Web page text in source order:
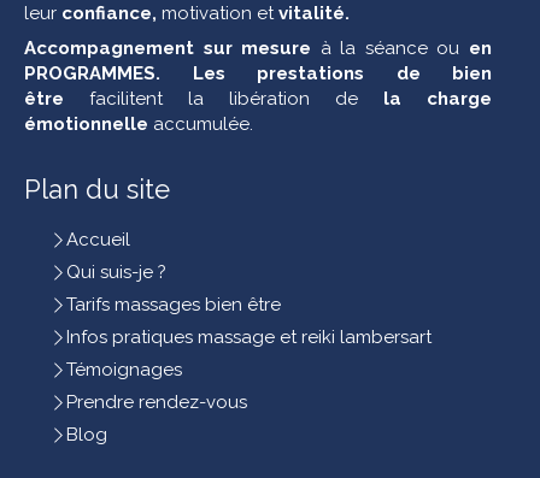
leur confiance, motivation etvitalité.
Accompagnement sur mesure à la séance ou en
PROGRAMMES. Les prestations de bien
être
facilitent la libération de la charge
émotionnelle accumulée.
Plan du site
Accueil
Qui suis-je ?
Tarifs massages bien être
Infos pratiques massage et reiki lambersart
Témoignages
Prendre rendez-vous
Blog